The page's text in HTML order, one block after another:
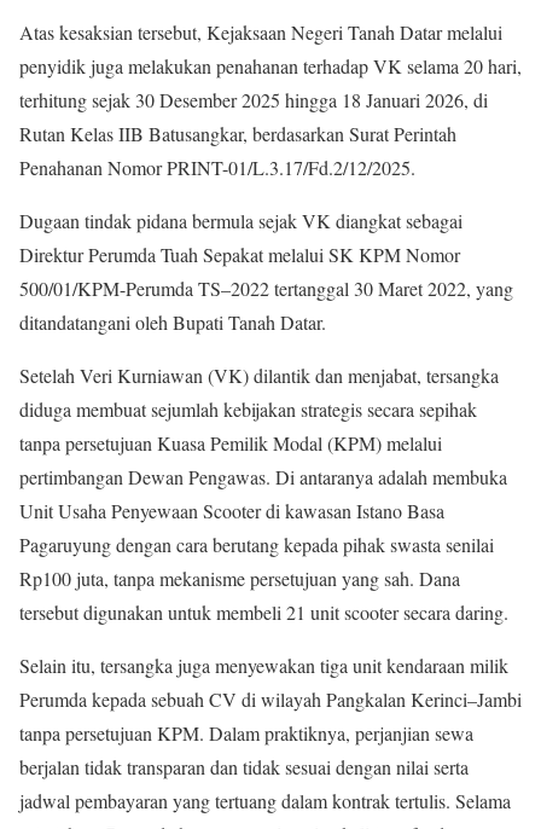
Atas kesaksian tersebut, Kejaksaan Negeri Tanah Datar melalui
penyidik juga melakukan penahanan terhadap VK selama 20 hari,
terhitung sejak 30 Desember 2025 hingga 18 Januari 2026, di
Rutan Kelas IIB Batusangkar, berdasarkan Surat Perintah
Penahanan Nomor PRINT-01/L.3.17/Fd.2/12/2025.
Dugaan tindak pidana bermula sejak VK diangkat sebagai
Direktur Perumda Tuah Sepakat melalui SK KPM Nomor
500/01/KPM-Perumda TS–2022 tertanggal 30 Maret 2022, yang
ditandatangani oleh Bupati Tanah Datar.
Setelah Veri Kurniawan (VK) dilantik dan menjabat, tersangka
diduga membuat sejumlah kebijakan strategis secara sepihak
tanpa persetujuan Kuasa Pemilik Modal (KPM) melalui
pertimbangan Dewan Pengawas. Di antaranya adalah membuka
Unit Usaha Penyewaan Scooter di kawasan Istano Basa
Pagaruyung dengan cara berutang kepada pihak swasta senilai
Rp100 juta, tanpa mekanisme persetujuan yang sah. Dana
tersebut digunakan untuk membeli 21 unit scooter secara daring.
Selain itu, tersangka juga menyewakan tiga unit kendaraan milik
Perumda kepada sebuah CV di wilayah Pangkalan Kerinci–Jambi
tanpa persetujuan KPM. Dalam praktiknya, perjanjian sewa
berjalan tidak transparan dan tidak sesuai dengan nilai serta
jadwal pembayaran yang tertuang dalam kontrak tertulis. Selama